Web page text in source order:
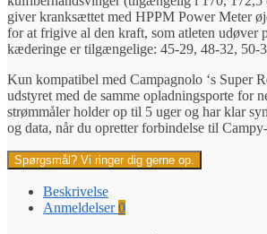
giver kranksættet med HPPM Power Meter
for at frigive al den kraft, som atleten udøver
kæderinge er tilgængelige: 45-29, 48-32, 50-
Kun kompatibel med Campagnolo ‘s Super
udstyret med de samme opladningsporte for
strømmåler holder op til 5 uger og har klar
og data, når du opretter forbindelse til
Spørgsmål? Vi ringer dig gerne op.
Beskrivelse
Anmeldelser0